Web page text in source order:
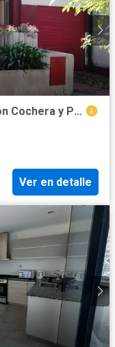
Casa 3 ambientes Apto Crédito con Cochera y Parque
Ver en detalle